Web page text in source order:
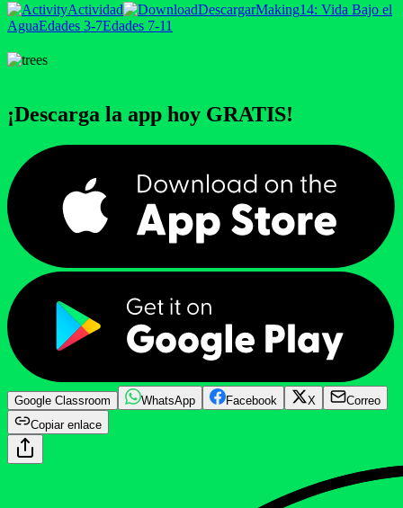
Actividad DescargarMaking14: Vida Bajo el
AguaEdades 3-7Edades 7-11
¡Descarga la app hoy GRATIS!
Google Classroom WhatsApp Facebook X
Correo
Copiar enlace